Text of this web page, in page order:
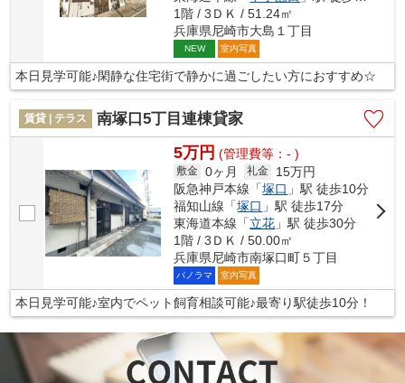
1階 / 3ＤＫ / 51.24㎡
兵庫県尼崎市大島１丁目
NEW 室内写真
本日見学可能♪閑静な住宅街で静かに過ごしたい方におすすめ☆
賃貸 | テラス 南塚口5丁目連棟貸家
5万円 (管理費等：- )
敷金 0ヶ月 礼金
15万円
阪急神戸本線「塚口 」駅 徒歩10分
福知山線「塚口 」駅 徒歩17分
東海道本線「立花 」駅 徒歩30分
1階 / 3ＤＫ / 50.00㎡
兵庫県尼崎市南塚口町５丁目
パノラマ 室内写真
本日見学可能♪室内でペット飼育相談可能♪最寄り駅徒歩10分！